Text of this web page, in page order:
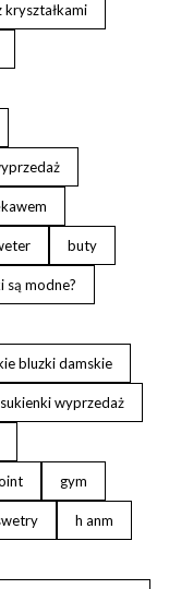
kryształkami
buty
są modne?
bluzki damskie
wyprzedaż
gym
h anm